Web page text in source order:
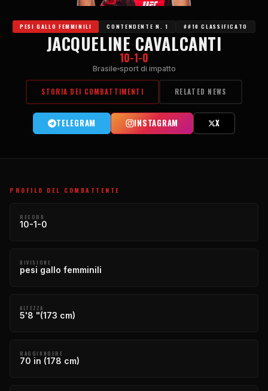
PESI GALLO FEMMINILI CONTENDENTE N. 1 ##10 CLASSIFICATO
JACQUELINE CAVALCANTI
10-1-0
Brasile sport di impatto
STORIA DEI COMBATTIMENTI RELATED NEWS
TELEGRAM INSTAGRAM X
PROFILO DEL COMBATTENTE
RECORD
10-1-0
DIVISIONE
pesi gallo femminili
ALTEZZA
5'8 "(173 cm)
RAGGIUNGERE
70 in (178 cm)